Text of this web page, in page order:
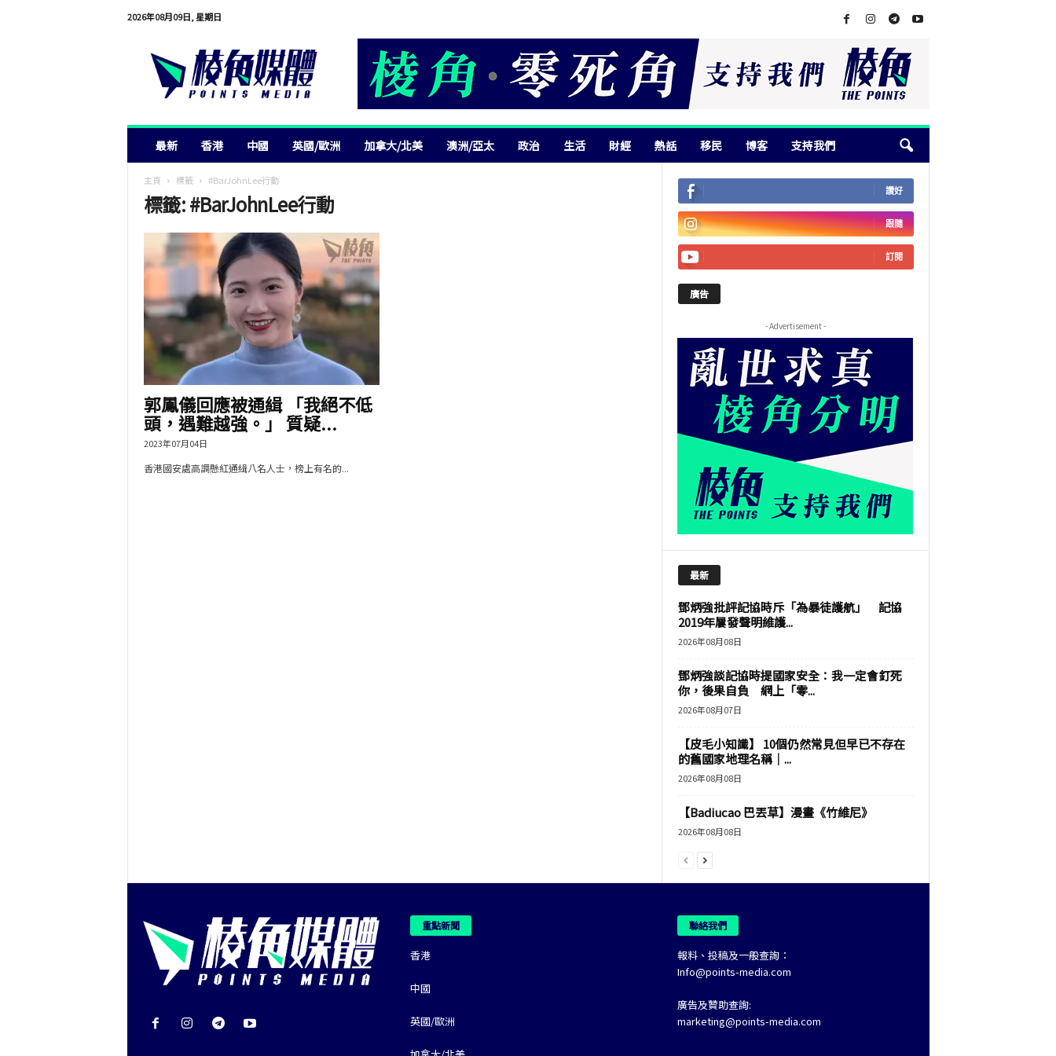
2026年08月09日, 星期日
最新 香港 中國 英國/歐洲 加拿大/北美 澳洲/亞太 政治 生活 財經 熱話 移民 博客 支持我們
主頁 標籤 #BarJohnLee行動
標籤: #BarJohnLee行動
郭鳳儀回應被通緝 「我絕不低
頭，遇難越強。」 質疑...
2023年07月04日
香港國安處高調懸紅通緝八名人士，榜上有名的...
讚好
跟隨
訂閱
廣告
- Advertisement -
最新
鄧炳強批評記協時斥「為暴徒護航」 記協
2019年屢發聲明維護...
2026年08月08日
鄧炳強談記協時提國家安全：我一定會釘死
你，後果自負 網上「零...
2026年08月07日
【皮毛小知識】 10個仍然常見但早已不存在
的舊國家地理名稱｜...
2026年08月08日
【Badiucao 巴丟草】漫畫《竹維尼》
2026年08月08日
重點新聞
香港
中國
英國/歐洲
聯絡我們
報料、投稿及一般查詢：
Info@points-media.com
廣告及贊助查詢:
marketing@points-media.com